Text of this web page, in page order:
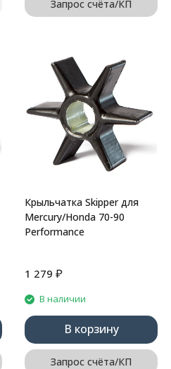
Запрос счёта/КП
Крыльчатка Skipper для
Mercury/Honda 70-90
Performance
1 279 ₽
В наличии
В корзину
Запрос счёта/КП